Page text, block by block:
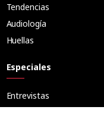
Tendencias
Audiología
Huellas
Especiales
Entrevistas